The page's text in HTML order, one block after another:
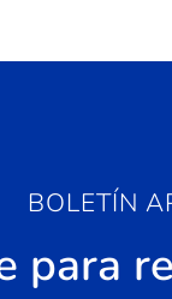
BOLETÍN
para